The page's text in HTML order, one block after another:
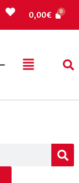
0,00€